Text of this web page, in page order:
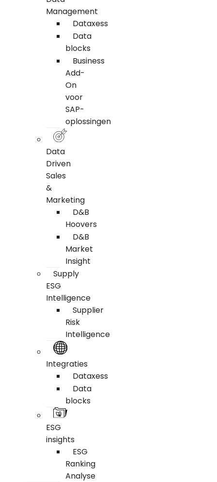
Management
Dataxess
Data
blocks
Business
Add-
On
voor
SAP-
oplossingen
Data
Driven
Sales
&
Marketing
D&B
Hoovers
D&B
Market
Insight
Supply
ESG
Intelligence
Supplier
Risk
Intelligence
Integraties
Dataxess
Data
blocks
ESG
insights
ESG
Ranking
Analyse